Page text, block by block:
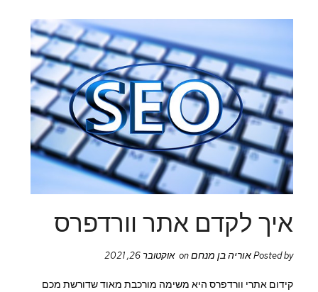
איך לקדם אתר וורדפרס
Posted byאוריה בן מנחם
קידום אתרי וורדפרס היא משימה מורכבת מאוד שדורשת מכם